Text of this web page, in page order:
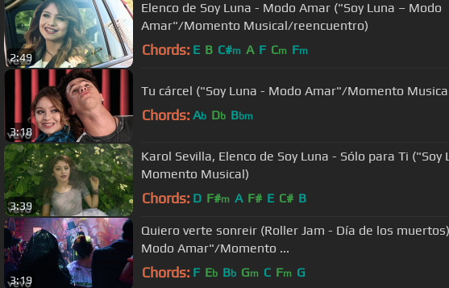
2:49
Elenco de Soy Luna - Modo Amar ("Soy Luna – Modo
Amar"/Momento Musical/reencuentro)
Chords: E B C#m A F Cm Fm
3:18
Tu cárcel ("Soy Luna - Modo Amar"/Momento
Chords: Ab Db Bbm
3:39
Karol Sevilla, Elenco de Soy Luna - Sólo para Ti ("Soy
Momento Musical)
Chords: D F#m A F# E C# B
3:19
Quiero verte sonreir (Roller Jam - Día de los
Modo Amar"/Momento ...
Chords: F Eb Bb Gm C Fm G